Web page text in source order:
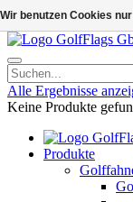
Alle Ergebnisse
Keine Produkte
Produkte
Wir benutzen Cookies